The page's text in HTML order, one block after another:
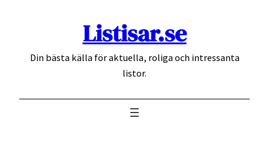
Listisar.se
Din bästa källa för aktuella, roliga och intressanta
listor.